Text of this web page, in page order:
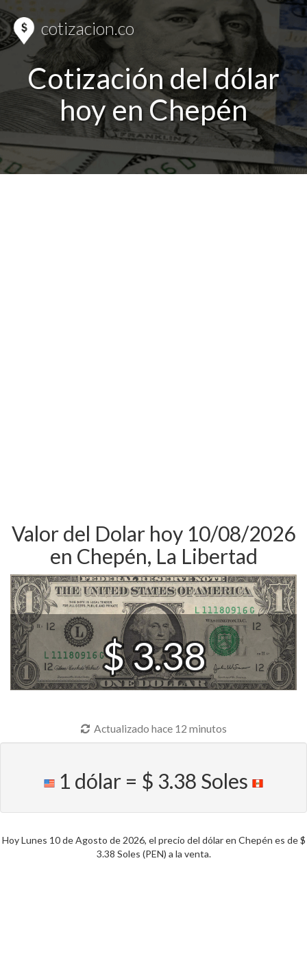
cotizacion.co
Cotización del dólar
hoy en Chepén
Valor del Dolar hoy 10/08/2026
en Chepén, La Libertad
$ 3.38
Actualizado hace 12 minutos
1 dólar = $ 3.38 Soles
Hoy Lunes 10 de Agosto de 2026, el precio del dólar en Chepén es de $
3.38 Soles (PEN) a la venta.